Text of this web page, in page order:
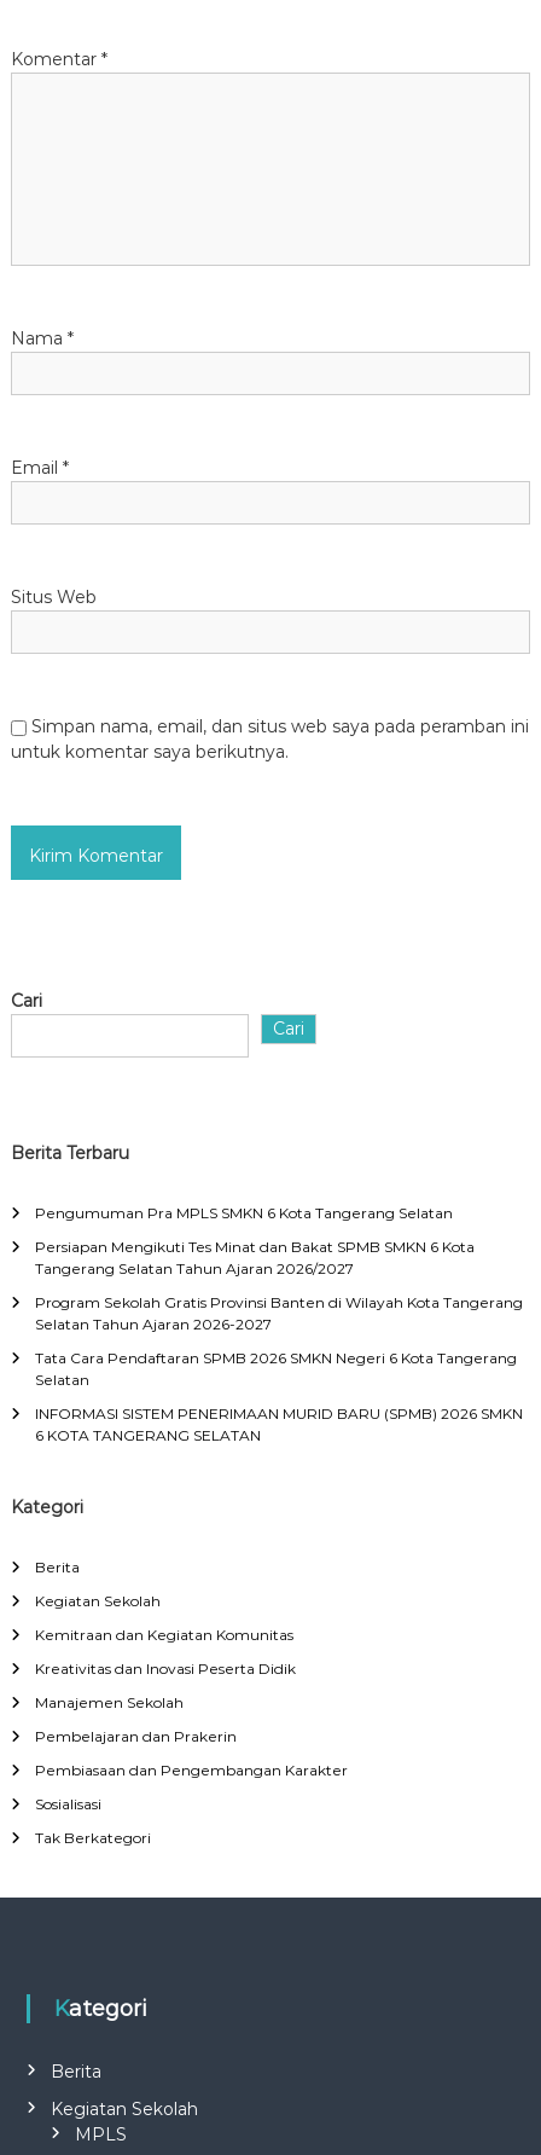
i
Komentar *
Nama *
Email *
Situs Web
Simpan nama, email, dan situs web saya pada peramban ini
untuk komentar saya berikutnya.
Cari
Cari
Berita Terbaru
Pengumuman Pra MPLS SMKN 6 Kota Tangerang Selatan
Persiapan Mengikuti Tes Minat dan Bakat SPMB SMKN 6 Kota
Tangerang Selatan Tahun Ajaran 2026/2027
Program Sekolah Gratis Provinsi Banten di Wilayah Kota Tangerang
Selatan Tahun Ajaran 2026-2027
Tata Cara Pendaftaran SPMB 2026 SMKN Negeri 6 Kota Tangerang
Selatan
INFORMASI SISTEM PENERIMAAN MURID BARU (SPMB) 2026 SMKN
6 KOTA TANGERANG SELATAN
Kategori
Berita
Kegiatan Sekolah
Kemitraan dan Kegiatan Komunitas
Kreativitas dan Inovasi Peserta Didik
Manajemen Sekolah
Pembelajaran dan Prakerin
Pembiasaan dan Pengembangan Karakter
Sosialisasi
Tak Berkategori
Kategori
Berita
Kegiatan Sekolah
MPLS